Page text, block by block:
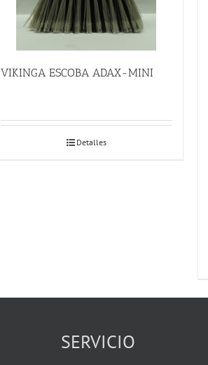
VIKINGA ESCOBA ADAX-MINI
Detalles
SERVICIO